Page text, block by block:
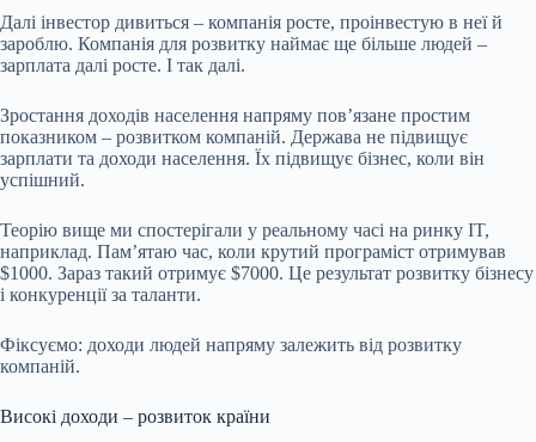
Далі інвестор дивиться – компанія росте, проінвестую в неї й
зароблю. Компанія для розвитку наймає ще більше людей –
зарплата далі росте. І так далі.
Зростання доходів населення напряму повʼязане простим
показником – розвитком компаній. Держава не підвищує
зарплати та доходи населення. Їх підвищує бізнес, коли він
успішний.
Теорію вище ми спостерігали у реальному часі на ринку IT,
наприклад. Памʼятаю час, коли крутий програміст отримував
$1000. Зараз такий отримує $7000. Це результат розвитку бізнесу
і конкуренції за таланти.
Фіксуємо: доходи людей напряму залежить від розвитку
компаній.
Високі доходи – розвиток країни